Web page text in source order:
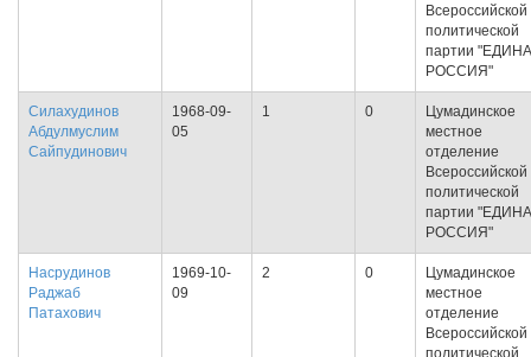
Всероссийской
политической
партии
РОССИЯ"
Силахудинов
Абдулмуслим
Сайпудинович
1968-09-
05
1 0
Цумадинское
местное
отделение
Всероссийской
политической
партии
РОССИЯ"
Насрудинов
Раджаб
Патахович
1969-10-
09
2 0
Цумадинское
местное
отделение
Всероссийской
политической